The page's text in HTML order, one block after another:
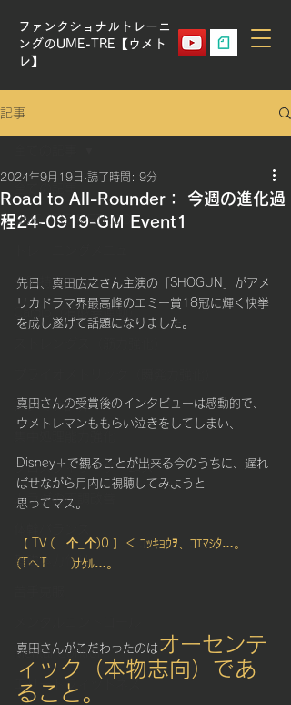
ファンクショナルトレーニ
ングのUME-TRE【ウメト
レ】
記事
UME-TRE METHOD
心肺持久力
Cardio（有酸素運動）
スタミナ計算
クロスフィットゲームス
カラダの不調改善
基礎体力作り
Mental Control
エリートフィットネス
Road to All-Rounder： 今週の進化過
程24-0919-GM Event1
2024年9月19日 読了時間: 9分
先日、真田広之さん主演の「SHOGUN」がアメ
リカドラマ界最高峰のエミー賞18冠に輝く快挙
を成し遂げて話題になりました。
真田さんの受賞後のインタビューは感動的で、
ウメトレマンももらい泣きをしてしまい、
Disney＋で観ることが出来る今のうちに、遅れ
ばせながら月内に視聴してみようと
思ってマス。
【 TV (　个_个)0 】＜ ｺｯｷｮｳｦ、ｺｴﾏｼﾀ…。
(TへT　　)ﾅｹﾙ…。
真田さんがこだわったのは オーセンテ
ィック（本物志向）であ
ること。